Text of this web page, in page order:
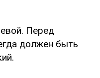
Перед
должен быть